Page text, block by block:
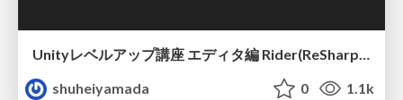
Unityレベルアップ講座 エディタ編 Rider(ReSharper)の話
shuheiyamada
0 1.1k